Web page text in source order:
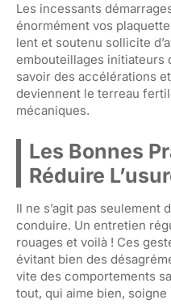
Les incessants
énormément vos
lent et soutenu sollicite
embouteillages initiateurs
savoir des accélérations
deviennent le terreau
mécaniques.
Les Bonnes
Réduire
Il ne s’agit pas seulement
conduire. Un entretien
rouages et voilà ! Ces
évitant bien des
vite des comportements
tout, qui aime bien, soigne